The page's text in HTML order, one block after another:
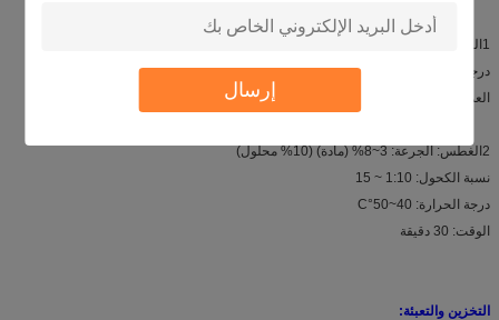
إرسال
1الحشوة: الجرعة: 20 ~ 30 غرام/ لتر (10٪ محلول)
درجة الحرارة: 30~40°C
العملية: غطس واحد ووسادة واحدة أو غطسين ووسادات
2الغطس: الجرعة: 3~8% (مادة) (10% محلول)
نسبة الكحول: 1:10 ~ 15
درجة الحرارة: 40~50°C
الوقت: 30 دقيقة
التخزين والتعبئة: